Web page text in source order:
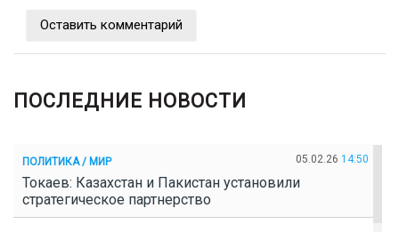
Оставить комментарий
ПОСЛЕДНИЕ НОВОСТИ
ПОЛИТИКА / МИР 05.02.26 14:50
Токаев: Казахстан и Пакистан установили
стратегическое партнерство